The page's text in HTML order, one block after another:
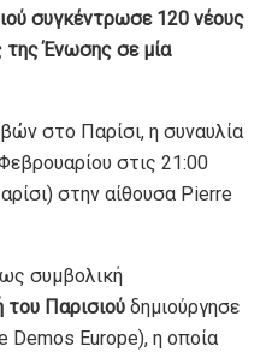
συγκέντρωσε 120 νέους
της Ένωσης σε μία
στο Παρίσι, η συναυλία
στις 21:00
στην αίθουσα Pierre
συμβολική
του Παρισιού δημιούργησε
Demos Europe), η οποία